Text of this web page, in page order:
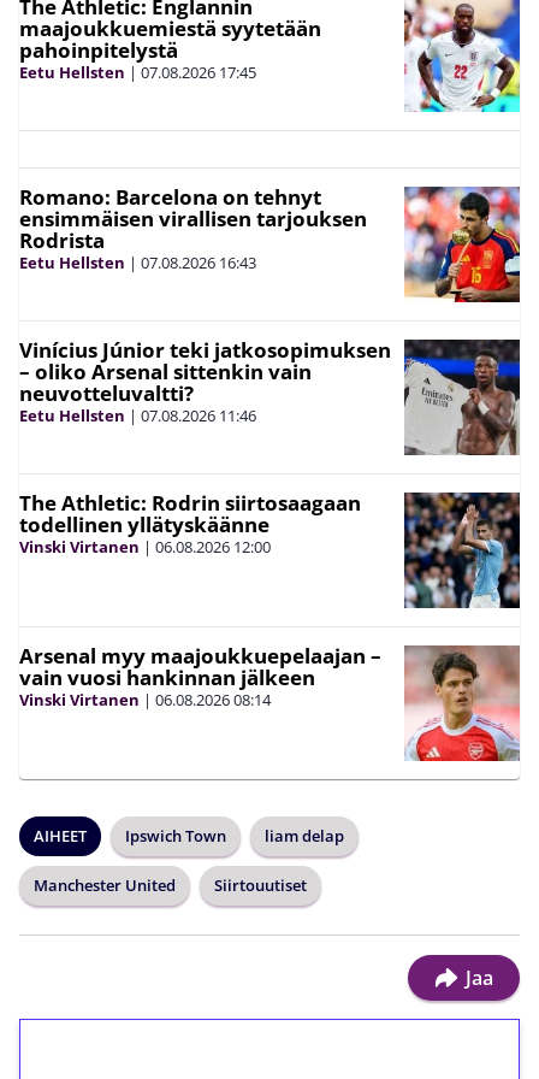
Romano: Barcelona on tehnyt
ensimmäisen virallisen tarjouksen
Rodrista
Vinícius Júnior teki jatkosopimuksen
– oliko Arsenal sittenkin vain
neuvotteluvaltti?
Eetu Hellsten
The Athletic: Rodrin siirtosaagaan
todellinen yllätyskäänne
Vinski Virtanen|06.08.202612:00
Arsenal myy maajoukkuepelaajan –
vain vuosi hankinnan jälkeen
Vinski Virtanen|06.08.202608:14
AIHEET Ipswich Town liam delap
1€ = 10€ arvosta
ilmaiskierroksia ilman
Talleta 1€